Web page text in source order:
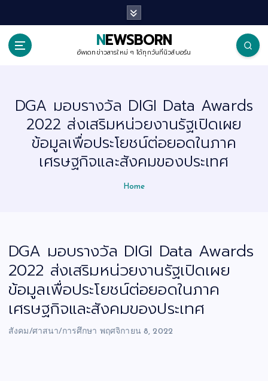
i
NEWSBORN
อัพเดทข่าวสารใหม่ ๆ ได้ทุกวันที่นิวส์บอร์น
DGA มอบรางวัล DIGI Data Awards
2022 ส่งเสริมหน่วยงานรัฐเปิดเผย
ข้อมูลเพื่อประโยชน์ต่อยอดในภาค
เศรษฐกิจและสังคมของประเทศ
Home
DGA มอบรางวัล DIGI Data Awards
2022 ส่งเสริมหน่วยงานรัฐเปิดเผย
ข้อมูลเพื่อประโยชน์ต่อยอดในภาค
เศรษฐกิจและสังคมของประเทศ
สังคม/ศาสนา/การศึกษา พฤศจิกายน 8, 2022